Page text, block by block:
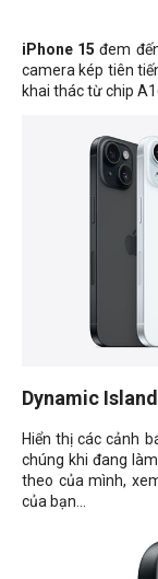
iPhone 15 đem
camera kép tiên
khai thác từ chip
Dynamic Island
Hiển thị các cảnh
chúng khi đang
theo của mình,
của bạn...